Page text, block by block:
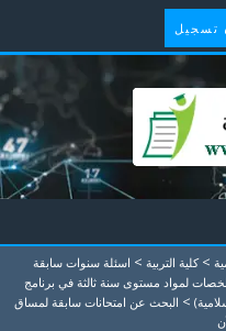
> كلية التربية > اسئلة سنوات سابقة
لمواد مستوى سنة ثالثة في برنامج
> البحث عن امتحانات سابقة لمساق